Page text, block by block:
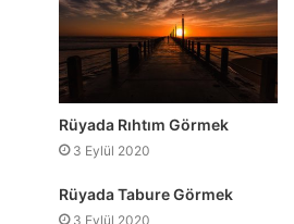
Rüyada Rıhtım Görmek
3 Eylül 2020
Rüyada Tabure Görmek
3 Eylül 2020